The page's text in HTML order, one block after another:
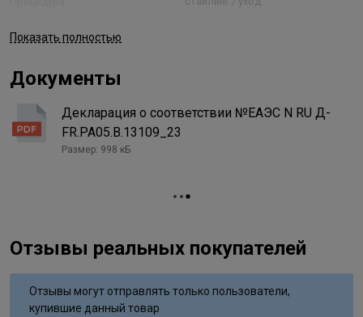
Типы волос
Вид деятельности парикмахер
Показать полностью
Документы
Декларация о соответствии №ЕАЭС N RU Д-
FR.PA05.B.13109_23
Размер: 998 кБ
Отзывы реальных покупателей
Отзывы могут отправлять только пользователи,
купившие данный товар